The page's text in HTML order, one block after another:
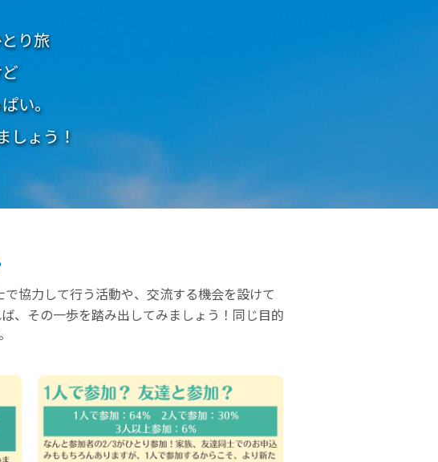
り旅
い。
しょう！
協力して行う活動や、交流する機会を設けて
、その一歩を踏み出してみましょう！同じ目的